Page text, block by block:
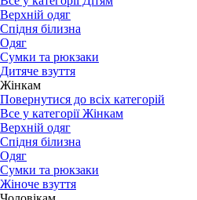
Верхній одяг
Спідня білизна
Одяг
Сумки та рюкзаки
Дитяче взуття
Жінкам
Повернутися до всіх категорій
Все у категорії Жінкам
Верхній одяг
Спідня білизна
Одяг
Сумки та рюкзаки
Жіноче взуття